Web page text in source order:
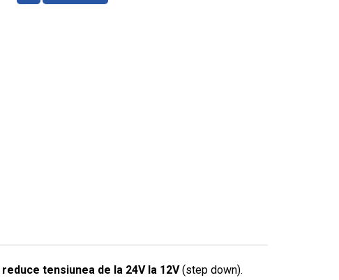
reduce tensiunea de la 24V la 12V(step down).